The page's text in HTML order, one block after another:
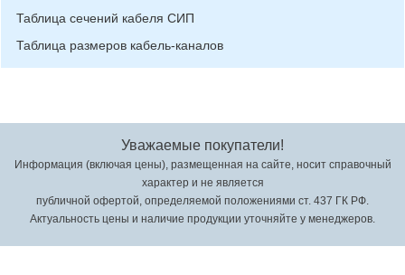
Таблица сечений кабеля СИП
Таблица размеров кабель-каналов
Уважаемые покупатели!
Информация (включая цены), размещенная на сайте, носит справочный
характер и не является
публичной офертой, определяемой положениями ст. 437 ГК РФ.
Актуальность цены и наличие продукции уточняйте у менеджеров.